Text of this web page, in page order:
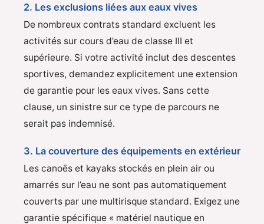
2. Les exclusions liées aux eaux vives
De nombreux contrats standard excluent les
activités sur cours d’eau de classe III et
supérieure. Si votre activité inclut des descentes
sportives, demandez explicitement une extension
de garantie pour les eaux vives. Sans cette
clause, un sinistre sur ce type de parcours ne
serait pas indemnisé.
3. La couverture des équipements en extérieur
Les canoës et kayaks stockés en plein air ou
amarrés sur l’eau ne sont pas automatiquement
couverts par une multirisque standard. Exigez une
garantie spécifique « matériel nautique en